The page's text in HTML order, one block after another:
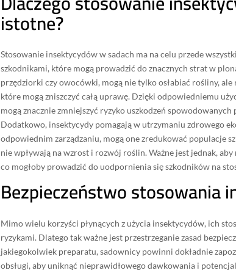
istotne?
Stosowanie insektycydów w sadach ma na celu przede
szkodnikami, które mogą prowadzić do znacznych strat w
przędziorki czy owocówki, mogą nie tylko osłabiać rośliny,
które mogą zniszczyć całą uprawę. Dzięki odpowiedniemu
mogą znacznie zmniejszyć ryzyko uszkodzeń spowodowanych
Dodatkowo, insektycydy pomagają w utrzymaniu zdrowego
odpowiednim zarządzaniu, mogą one zredukować populacje
nie wpływają na wzrost i rozwój roślin. Ważne jest jednak,
co mogłoby prowadzić do uodpornienia się szkodników na
Bezpieczeństwo stosowania
Mimo wielu korzyści płynących z użycia insektycydów, ich
ryzykami. Dlatego tak ważne jest przestrzeganie zasad
jakiegokolwiek preparatu, sadownicy powinni dokładnie
obsługi, aby uniknąć nieprawidłowego dawkowania i